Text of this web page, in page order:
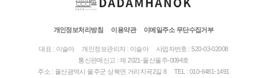
개인정보처리방침 이용약관 이메일주소 무단수집거부
대표 : 이슬아 개인정보관리자 : 이슬아
사업자번호 : 520-03-02008
통신판매신고 : 제 2021-울산울주-0094호
주소 : 울산광역시 울주군 상북면 거리지곡2길 8
TEL : 010-6481-1491